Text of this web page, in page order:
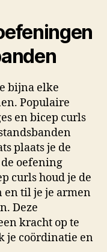
bijna elke
Populaire
en bicep curls
plaats je de
oefening
curls houd je de
en til je je armen
Deze
kracht op te
je coördinatie en